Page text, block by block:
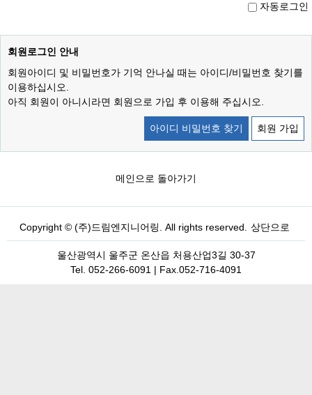
자동로그인
회원로그인 안내
회원아이디 및 비밀번호가 기억 안나실 때는 아이디/비밀번호 찾기를
이용하십시오.
아직 회원이 아니시라면 회원으로 가입 후 이용해 주십시오.
아이디 비밀번호 찾기 회원 가입
메인으로 돌아가기
Copyright © (주)드림엔지니어링. All rights reserved. 상단으로
울산광역시 울주군 온산읍 처용산업3길 30-37
Tel. 052-266-6091 | Fax.052-716-4091